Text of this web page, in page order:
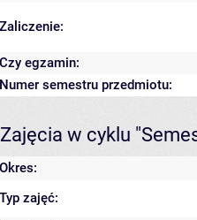
Zaliczenie:
Czy egzamin:
Numer semestru przedmiotu:
Zajęcia w cyklu
Okres:
Typ zajęć: